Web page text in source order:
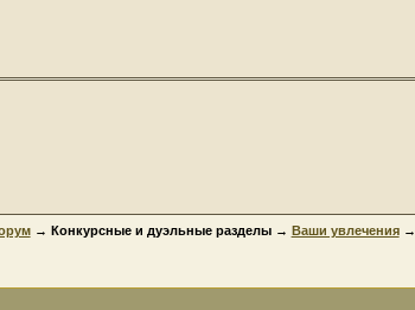
→ Конкурсные и дуэльные разделы→ Ваши увлечения→